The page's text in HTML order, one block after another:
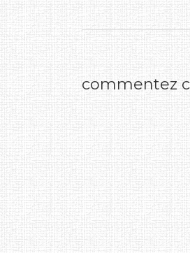
commentez